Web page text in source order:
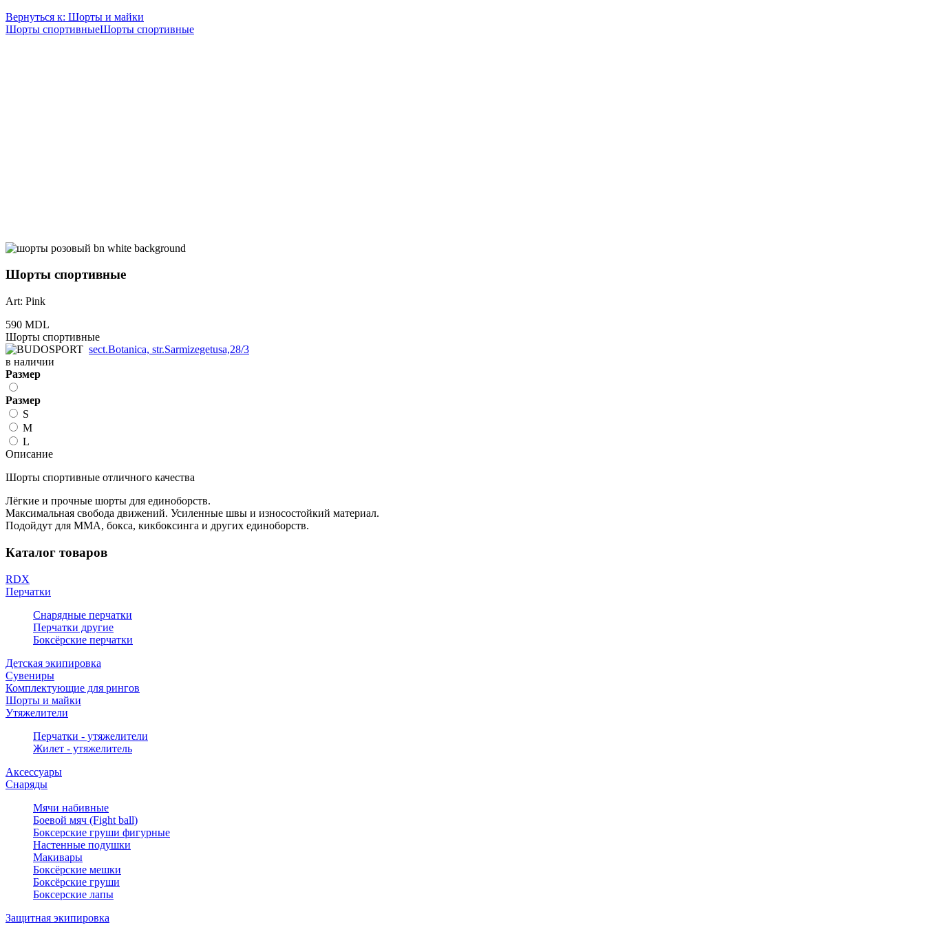
Вернуться к: Шорты и майки
Шорты спортивныеШорты спортивные
Шорты спортивные
Art: Pink
590 MDL
Шорты спортивные
sect.Botanica, str.Sarmizegetusa,28/3
в наличии
Размер
Размер
S
M
L
Описание
Шорты спортивные отличного качества
Лёгкие и прочные шорты для единоборств.
Максимальная свобода движений. Усиленные швы и износостойкий материал.
Подойдут для MMA, бокса, кикбоксинга и других единоборств.
Каталог товаров
RDX
Перчатки
Снарядные перчатки
Перчатки другие
Боксёрские перчатки
Детская экипировка
Сувениры
Комплектующие для рингов
Шорты и майки
Утяжелители
Перчатки - утяжелители
Жилет - утяжелитель
Аксессуары
Снаряды
Мячи набивные
Боевой мяч (Fight ball)
Боксерские груши фигурные
Настенные подушки
Макивары
Боксёрские мешки
Боксёрские груши
Боксерские лапы
Защитная экипировка